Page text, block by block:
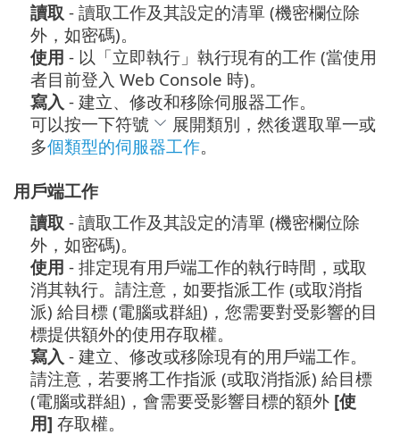
讀取 - 讀取工作及其設定的清單 (機密欄位除
外，如密碼)。
使用 - 以「立即執行」執行現有的工作 (當使用
者目前登入 Web Console 時)。
寫入 - 建立、修改和移除伺服器工作。
可以按一下符號
展開類別，然後選取單一或
多個類型的伺服器工作。
用戶端工作
讀取 - 讀取工作及其設定的清單 (機密欄位除
外，如密碼)。
使用 - 排定現有用戶端工作的執行時間，或取
消其執行。請注意，如要指派工作 (或取消指
派) 給目標 (電腦或群組)，您需要對受影響的目
標提供額外的使用存取權。
寫入 - 建立、修改或移除現有的用戶端工作。
請注意，若要將工作指派 (或取消指派) 給目標
(電腦或群組)，會需要受影響目標的額外 [使
用] 存取權。